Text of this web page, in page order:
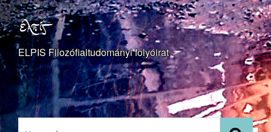
ELPIS Filozófiaitudományi folyóirat